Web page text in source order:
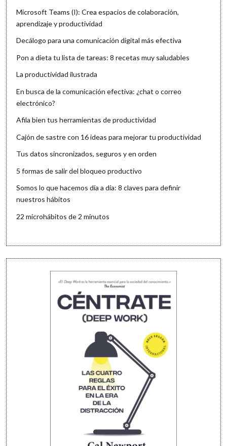
Microsoft Teams (I): Crea espacios de colaboración,
aprendizaje y productividad
Decálogo para una comunicación digital más efectiva
Pon a dieta tu lista de tareas: 8 recetas muy saludables
La productividad ilustrada
En busca de la comunicación efectiva: ¿chat o correo
electrónico?
Afila bien tus herramientas de productividad
Cajón de sastre con 16 ideas para mejorar tu productividad
Tus datos sincronizados, seguros y en orden
5 formas de salir del bloqueo productivo
Somos lo que hacemos día a día: 8 claves para definir
nuestros hábitos
22 microhábitos de 2 minutos